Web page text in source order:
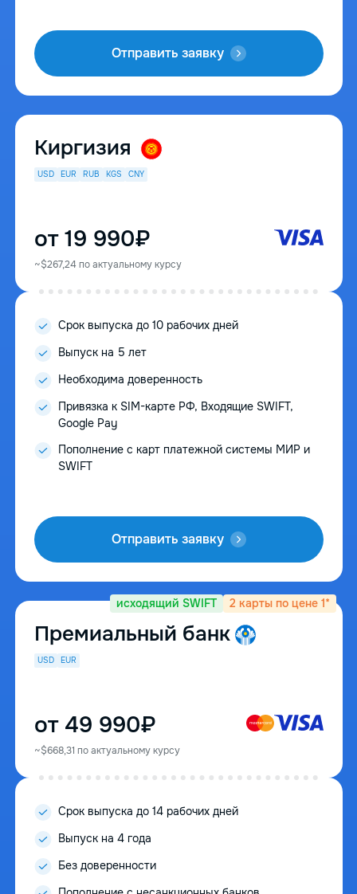
Отправить заявку
Киргизия
USD EUR RUB KGS CNY
от 19 990₽
~$267,24 по актуальному курсу
Срок выпуска до 10 рабочих дней
Выпуск на 5 лет
Необходима доверенность
Привязка к SIM-карте РФ, Входящие SWIFT,
Google Pay
Пополнение с карт платежной системы МИР и
SWIFT
Отправить заявку
исходящий SWIFT 2 карты по цене 1*
Премиальный банк
USD EUR
от 49 990₽
~$668,31 по актуальному курсу
Cрок выпуска до 14 рабочих дней
Выпуск на 4 года
Без доверенности